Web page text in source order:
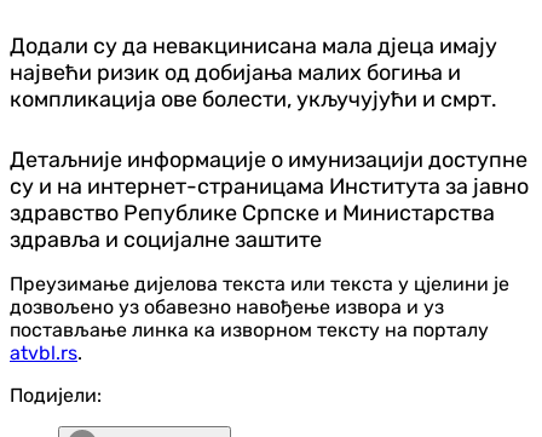
Додали су да невакцинисана мала д‌јеца имају
највећи ризик од добијања малих богиња и
компликација ове болести, укључујући и смрт.
Детаљније информације о имунизацији доступне
су и на интернет-страницама Института за јавно
здравство Републике Српске и Министарства
здравља и социјалне заштите
Преузимање дијелова текста или текста у цјелини је
дозвољено уз обавезно навођење извора и уз
постављање линка ка изворном тексту на порталу
atvbl.rs.
Подијели: